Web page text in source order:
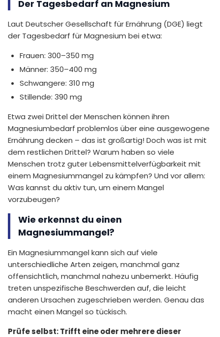
Der Tagesbedarf an Magnesium
Laut Deutscher Gesellschaft für Ernährung (DGE) liegt
der Tagesbedarf für Magnesium bei etwa:
Frauen: 300–350 mg
Männer: 350–400 mg
Schwangere: 310 mg
Stillende: 390 mg
Etwa zwei Drittel der Menschen können ihren
Magnesiumbedarf problemlos über eine ausgewogene
Ernährung decken – das ist großartig! Doch was ist mit
dem restlichen Drittel? Warum haben so viele
Menschen trotz guter Lebensmittelverfügbarkeit mit
einem Magnesiummangel zu kämpfen? Und vor allem:
Was kannst du aktiv tun, um einem Mangel
vorzubeugen?
Wie erkennst du einen
Magnesiummangel?
Ein Magnesiummangel kann sich auf viele
unterschiedliche Arten zeigen, manchmal ganz
offensichtlich, manchmal nahezu unbemerkt. Häufig
treten unspezifische Beschwerden auf, die leicht
anderen Ursachen zugeschrieben werden. Genau das
macht einen Mangel so tückisch.
Prüfe selbst: Trifft eine oder mehrere dieser